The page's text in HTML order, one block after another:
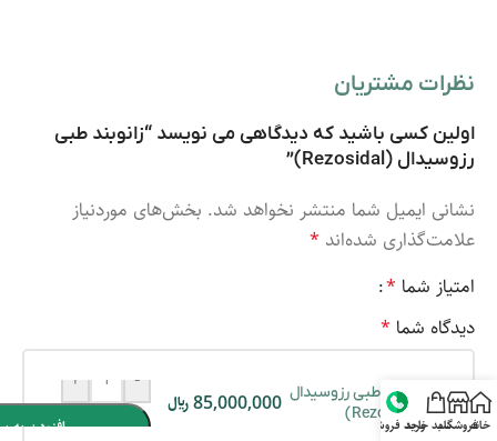
نظرات مشتریان
اولین کسی باشید که دیدگاهی می نویسد “زانوبند طبی
رزوسیدال (Rezosidal)”
نشانی ایمیل شما منتشر نخواهد شد. بخش‌های موردنیاز
علامت‌گذاری شده‌اند *
امتیاز شما *
دیدگاه شما *
خانهفروشگاهسبد خریدواحد فروش
زانوبند طبی رزوسیدال 85,000,000﷼
-
+
افزودن به